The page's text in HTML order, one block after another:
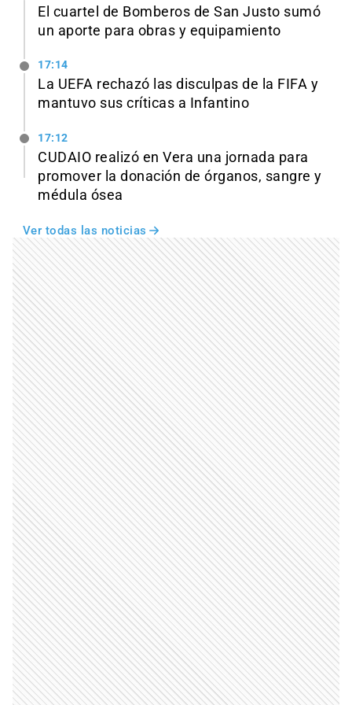
El cuartel de Bomberos de San Justo sumó
un aporte para obras y equipamiento
17:14
La UEFA rechazó las disculpas de la FIFA y
mantuvo sus críticas a Infantino
17:12
CUDAIO realizó en Vera una jornada para
promover la donación de órganos, sangre y
médula ósea
Ver todas las noticias